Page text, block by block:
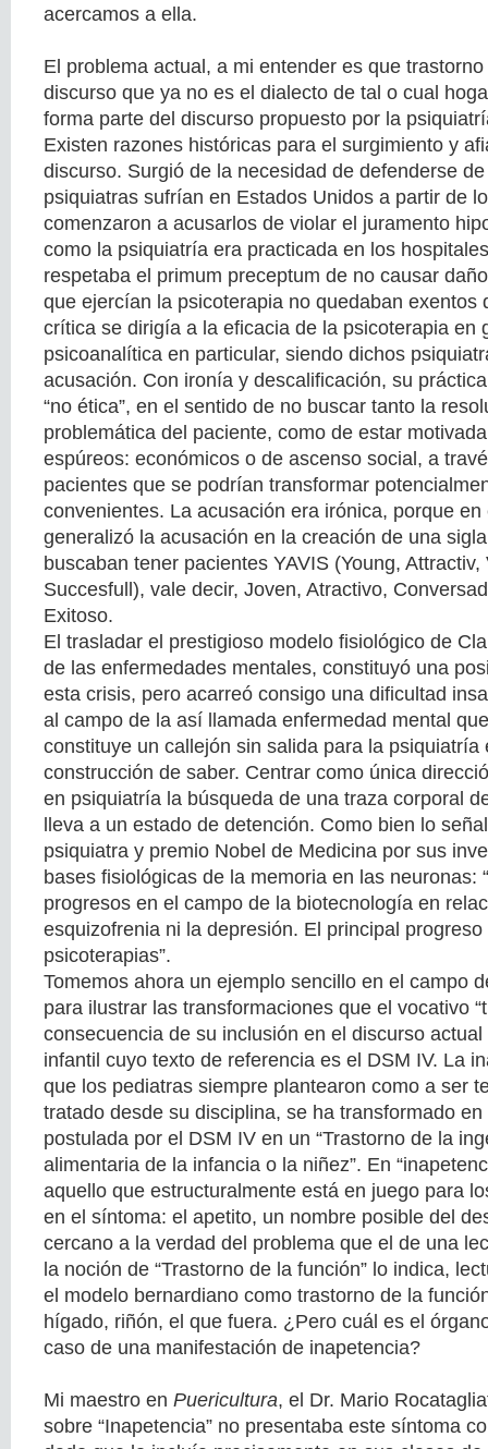
acercamos a ella.
El problema actual, a mi entender es que
discurso que ya no es el dialecto de tal o cual
forma parte del discurso propuesto por la
Existen razones históricas para el surgimiento y
discurso. Surgió de la necesidad de defenderse
psiquiatras sufrían en Estados Unidos a partir de
comenzaron a acusarlos de violar el juramento
como la psiquiatría era practicada en los
respetaba el primum preceptum de no causar
que ejercían la psicoterapia no quedaban exentos
crítica se dirigía a la eficacia de la psicoterapia en
psicoanalítica en particular, siendo dichos
acusación. Con ironía y descalificación, su
“no ética”, en el sentido de no buscar tanto la
problemática del paciente, como de estar
espúreos: económicos o de ascenso social, a
pacientes que se podrían transformar
convenientes. La acusación era irónica, porque en
generalizó la acusación en la creación de una
buscaban tener pacientes YAVIS (Young,
Succesfull), vale decir, Joven, Atractivo,
Exitoso.
El trasladar el prestigioso modelo fisiológico de
de las enfermedades mentales, constituyó una
esta crisis, pero acarreó consigo una dificultad
al campo de la así llamada enfermedad mental
constituye un callejón sin salida para la psiquiatría
construcción de saber. Centrar como única
en psiquiatría la búsqueda de una traza corporal
lleva a un estado de detención. Como bien lo
psiquiatra y premio Nobel de Medicina por sus
bases fisiológicas de la memoria en las neuronas:
progresos en el campo de la biotecnología en
esquizofrenia ni la depresión. El principal
psicoterapias”.
Tomemos ahora un ejemplo sencillo en el campo
para ilustrar las transformaciones que el vocativo
consecuencia de su inclusión en el discurso
infantil cuyo texto de referencia es el DSM IV. La
que los pediatras siempre plantearon como a ser
tratado desde su disciplina, se ha transformado
postulada por el DSM IV en un “Trastorno de la
alimentaria de la infancia o la niñez”. En
aquello que estructuralmente está en juego para
en el síntoma: el apetito, un nombre posible del
cercano a la verdad del problema que el de una
la noción de “Trastorno de la función” lo indica,
el modelo bernardiano como trastorno de la
hígado, riñón, el que fuera. ¿Pero cuál es el
caso de una manifestación de inapetencia?
Mi maestro en Puericultura, el Dr. Mario
sobre “Inapetencia” no presentaba este síntoma